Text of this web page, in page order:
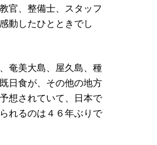
官、整備士、スタッフ
動したひとときでし
奄美大島、屋久島、種
日食が、その他の地方
想されていて、日本で
れるのは４６年ぶりで